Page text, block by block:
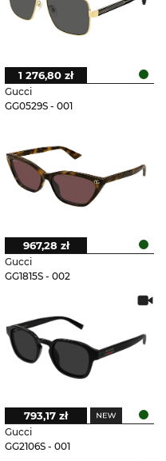
Gucci
GG0529S - 001
1 276,80 zł
Gucci
GG1815S - 002
967,28 zł
Gucci
GG2106S - 001
793,17 zł